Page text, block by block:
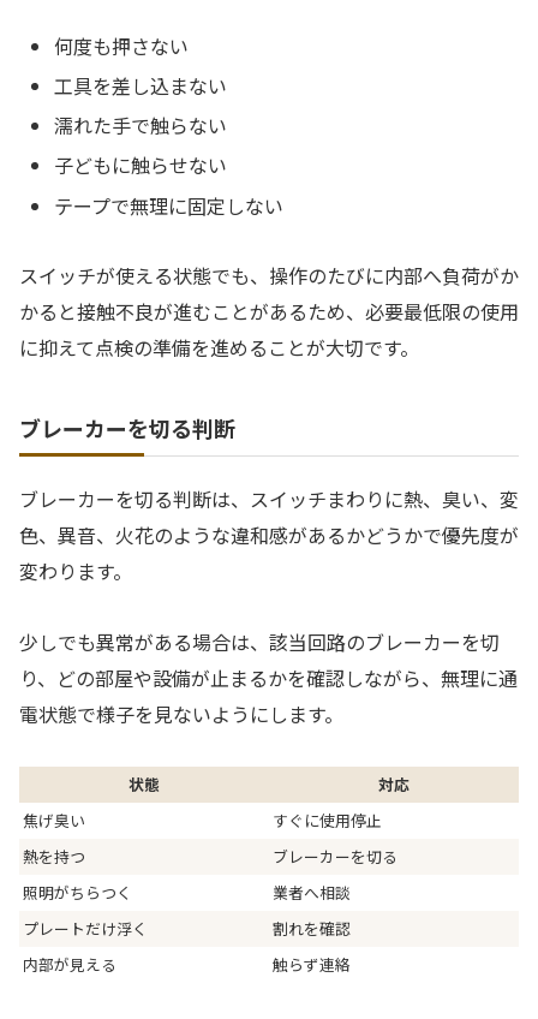
何度も押さない
工具を差し込まない
濡れた手で触らない
子どもに触らせない
テープで無理に固定しない
スイッチが使える状態でも、操作のたびに内部へ負荷がか
かると接触不良が進むことがあるため、必要最低限の使用
に抑えて点検の準備を進めることが大切です。
ブレーカーを切る判断
ブレーカーを切る判断は、スイッチまわりに熱、臭い、変
色、異音、火花のような違和感があるかどうかで優先度が
変わります。
少しでも異常がある場合は、該当回路のブレーカーを切
り、どの部屋や設備が止まるかを確認しながら、無理に通
電状態で様子を見ないようにします。
状態
対応
焦げ臭い
すぐに使用停止
熱を持つ
ブレーカーを切る
照明がちらつく
業者へ相談
プレートだけ浮く
割れを確認
内部が見える
触らず連絡